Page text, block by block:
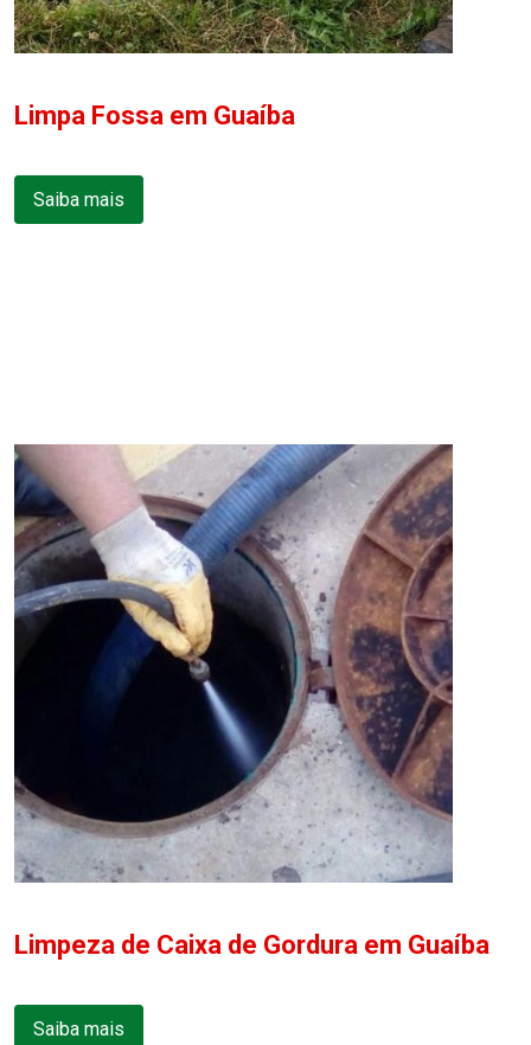
Limpa Fossa em Guaíba
Saiba mais
Limpeza de Caixa de Gordura em Guaíba
Saiba mais